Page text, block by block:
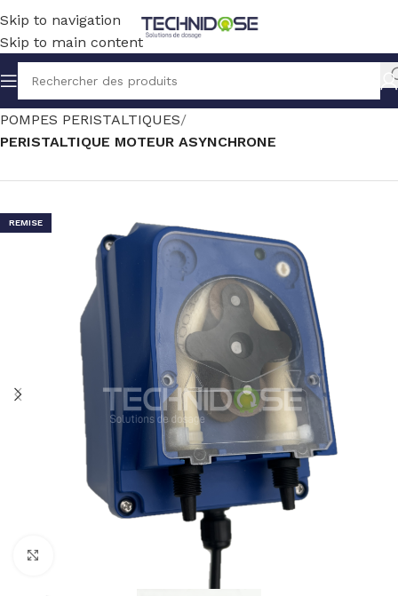
Skip to navigation
Skip to main content
Accueil TRAITEMENT EAU DOSAGE
POMPES PERISTALTIQUES
PERISTALTIQUE MOTEUR ASYNCHRONE
REMISE